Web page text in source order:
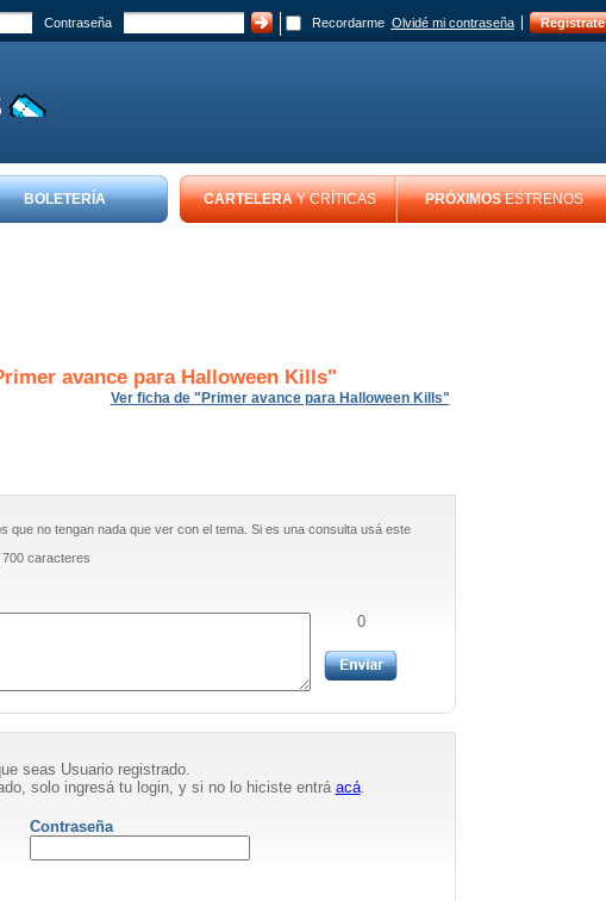
Contraseña Recordarme Olvidé mi contraseña Registrate
BOLETERÍA CARTELERAY CRÍTICAS PRÓXIMOSESTRENOS
avance para Halloween Kills"
Ver ficha de "Primer avance para Halloween Kills"
que no tengan nada que ver con el tema. Si es una consulta usá este
700 caracteres
0
seas Usuario registrado.
solo ingresá tu login, y si no lo hiciste entrá acá.
Contraseña